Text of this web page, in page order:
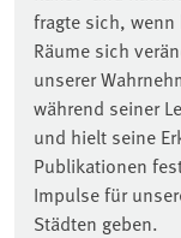
fragte sich,
Räume sich
unserer
während seiner
und hielt seine
Publikationen
Impulse für
Städten geben.